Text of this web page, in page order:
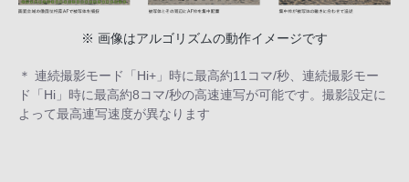
※ 画像はアルゴリズムの動作イメージです
＊ 連続撮影モード「Hi+」時に最高約11コマ/秒、連続撮影モー
ド「Hi」時に最高約8コマ/秒の高速連写が可能です。撮影設定に
よって最高連写速度が異なります